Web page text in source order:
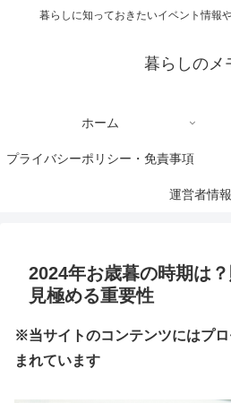
暮らしに知っておきたいイベント情報
暮らしのメ
ホーム
プライバシーポリシー・免責事項
運営者情報
2024年お歳暮の時期は
見極める重要性
※当サイトのコンテンツにはプ
まれています